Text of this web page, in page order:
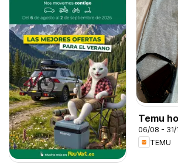
Temu
06/08 - 31/
TEMU